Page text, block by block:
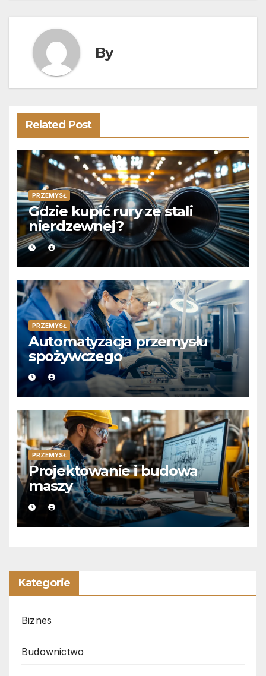
By
Related Post
PRZEMYSŁ
Gdzie kupić rury ze stali
nierdzewnej?
PRZEMYSŁ
Automatyzacja przemysłu
spożywczego
PRZEMYSŁ
Projektowanie i budowa
maszy
Kategorie
Biznes
Budownictwo